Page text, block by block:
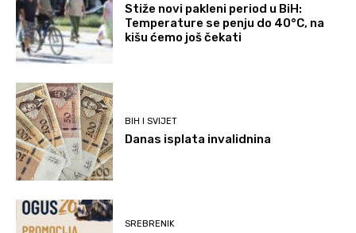
Stiže novi pakleni period u BiH:
Temperature se penju do 40°C, na
kišu ćemo još čekati
BIH I SVIJET
Danas isplata invalidnina
SREBRENIK